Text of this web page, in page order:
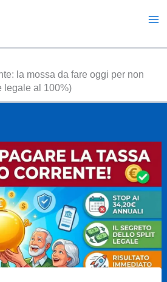
la mossa da fare oggi per non
legale al 100%)